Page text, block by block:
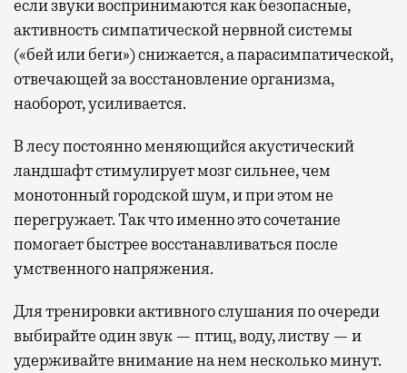
если звуки воспринимаются как безопасные,
активность симпатической нервной системы
(«бей или беги») снижается, а парасимпатической,
отвечающей за восстановление организма,
наоборот, усиливается.
В лесу постоянно меняющийся акустический
ландшафт стимулирует мозг сильнее, чем
монотонный городской шум, и при этом не
перегружает. Так что именно это сочетание
помогает быстрее восстанавливаться после
умственного напряжения.
Для тренировки активного слушания по очереди
выбирайте один звук — птиц, воду, листву — и
удерживайте внимание на нем несколько минут.